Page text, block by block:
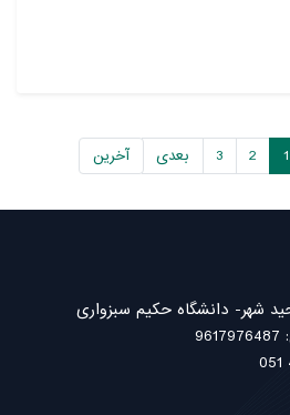
1
2
3 بعدی آخرین
شهر- دانشگاه حکیم سبزواری